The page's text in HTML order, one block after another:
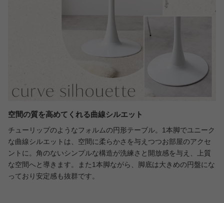
空間の質を高めてくれる曲線シルエット
チューリップのようなフォルムの円形テーブル。1本脚でユニーク
な曲線シルエットは、空間に柔らかさを与えつつお部屋のアクセ
ントに。角のないシンプルな構造が洗練さと開放感を与え、上質
な空間へと導きます。また1本脚ながら、脚底は大きめの円盤にな
っており安定感も抜群です。